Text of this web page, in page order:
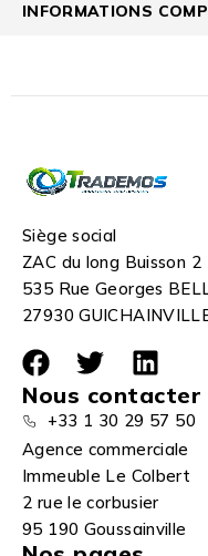
INFORMATIONS
Siège social
ZAC du long Buisson 2
535 Rue Georges
27930
Nous contacter
+33 1 30 29 57 50
Agence commerciale
Immeuble Le Colbert
2 rue le corbusier
95 190 Goussainville